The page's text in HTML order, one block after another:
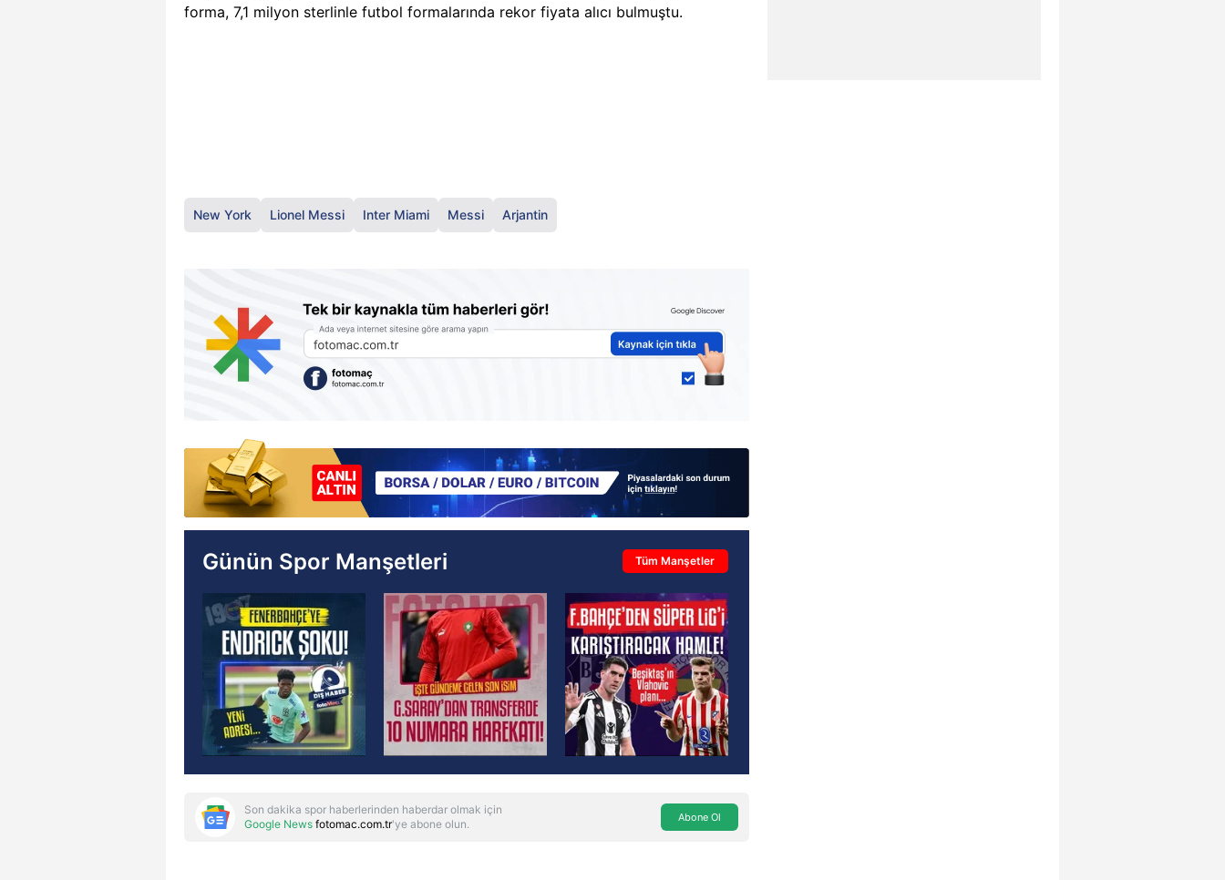
forma, 7,1 milyon sterlinle futbol formalarında rekor fiyata alıcı bulmuştu.
New York Lionel Messi Inter Miami Messi Arjantin
Günün Spor Manşetleri Tüm Manşetler
Son dakika spor haberlerinden haberdar olmak için
Google News fotomac.com.tr'ye abone olun. Abone Ol